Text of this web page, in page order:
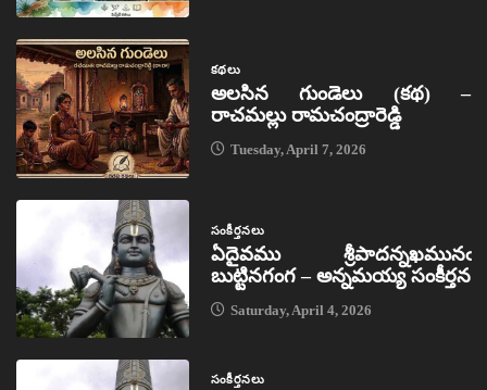
కథలు
అలసిన గుండెలు (కథ) –
రాచమల్లు రామచంద్రారెడ్డి
Tuesday, April 7, 2026
సంకీర్తనలు
ఏదైవము శ్రీపాదన్నఖమునఁ
బుట్టినగంగ – అన్నమయ్య సంకీర్తన
Saturday, April 4, 2026
సంకీర్తనలు